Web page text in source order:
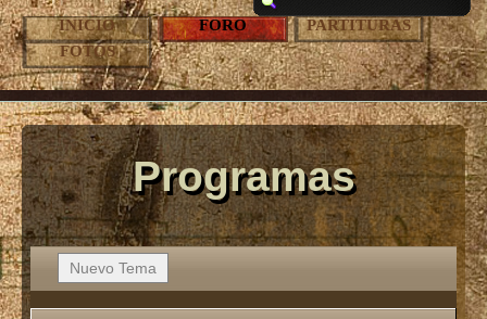
INICIO FORO
PARTITURAS
FOTOS
Programas